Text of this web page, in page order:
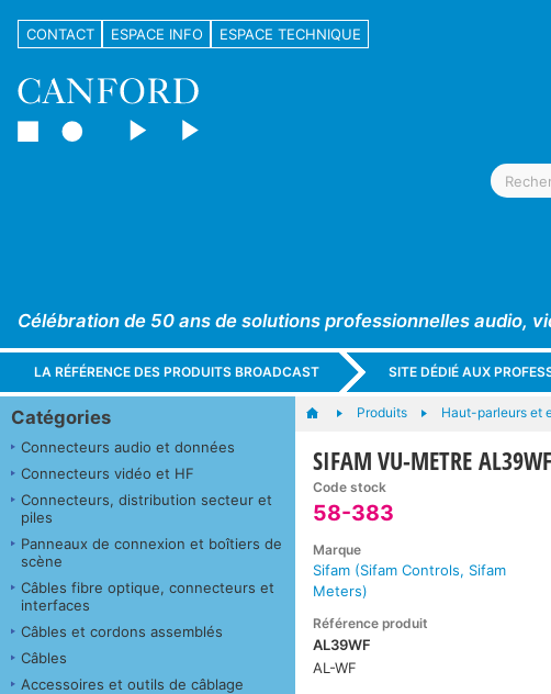
CONTACT ESPACE INFO ESPACE TECHNIQUE
Célébration de 50 ans de solutions professionnelles audio,
LA RÉFÉRENCE DES PRODUITS BROADCAST SITE DÉDIÉ AUX
Catégories
Connecteurs audio et données
Connecteurs vidéo et HF
Connecteurs, distribution secteur et
piles
Panneaux de connexion et boîtiers de
scène
Câbles fibre optique, connecteurs et
interfaces
Câbles et cordons assemblés
Câbles
Accessoires et outils de câblage
Produits Haut-parleurs et
SIFAM VU-METRE AL39WF
Code stock
58-383
Marque
Sifam (Sifam Controls, Sifam
Meters)
Référence produit
AL39WF
AL-WF